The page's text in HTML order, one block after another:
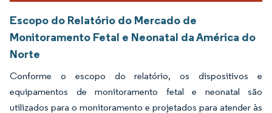
Escopo do Relatório do Mercado de
Monitoramento Fetal e Neonatal da América do
Norte
Conforme o escopo do relatório, os dispositivos e
equipamentos de monitoramento fetal e neonatal são
utilizados para o monitoramento e projetados para atender às